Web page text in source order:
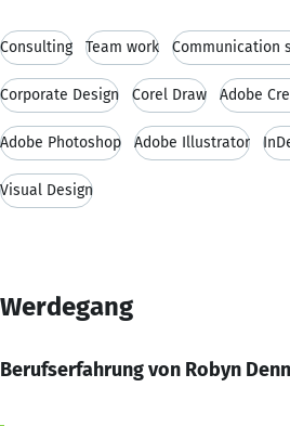
Consulting Team work Communication
Corporate Design Corel Draw Adobe
Adobe Photoshop Adobe Illustrator
Visual Design
Werdegang
Berufserfahrung von Robyn